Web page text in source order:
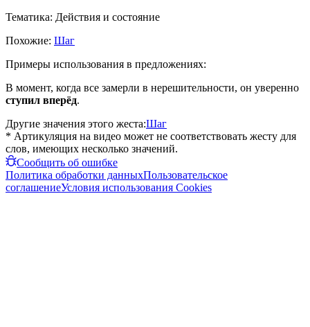
Тематика: Действия и состояние
Похожие: Шаг
Примеры использования в предложениях:
В момент, когда все замерли в нерешительности, он уверенно
ступил вперёд.
Другие значения этого жеста:Шаг
* Артикуляция на видео может не соответствовать жесту для
слов, имеющих несколько значений.
Сообщить об ошибке
Политика обработки данныхПользовательское
соглашениеУсловия использования Cookies